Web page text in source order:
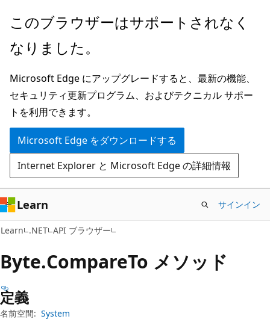
メ
ン
ン
テ
ン
ツ
に
ス
キ
ッ
プ
ペ
ジ
ナ
ビ
ゲ
ー
シ
ョ
ン
に
ス
キ
ッ
プ
このブラウザーはサポートされなく
なりました。
Microsoft Edge にアップグレードすると、最新の機能、
セキュリティ更新プログラム、およびテクニカル サポー
トを利用できます。
Microsoft Edge をダウンロードする
Internet Explorer と Microsoft Edge の詳細情報
Learn サインイン
Learn .NET API ブラウザー
Byte.CompareTo メソッド
定義
名前空間: System